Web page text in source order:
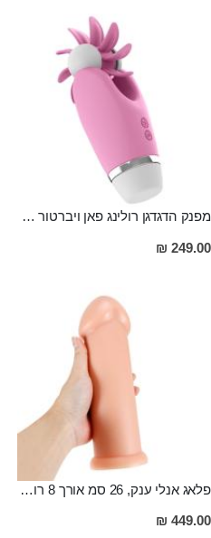
מפנק הדגדגן רולינג פאן ויברטור בעל 12 מצבי רטט מסיליקון Nakoa
249.00 ₪
פלאג אנלי ענק, 26 סמ אורך 8 רוחב ,שוקל 1 ק"ג, סופר חלק GREG
449.00 ₪